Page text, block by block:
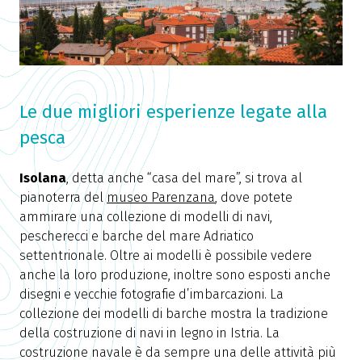
Le due migliori esperienze legate alla
pesca
Isolana, detta anche “casa del mare”, si trova al
pianoterra delmuseo Parenzana, dove potete
ammirare una collezione di modelli di navi,
pescherecci e barche del mare Adriatico
settentrionale. Oltre ai modelli è possibile vedere
anche la loro produzione, inoltre sono esposti anche
disegni e vecchie fotografie d’imbarcazioni. La
collezione dei modelli di barche mostra la tradizione
della costruzione di navi in legno in Istria. La
costruzione navale è da sempre una delle attività più